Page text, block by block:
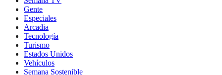
Gente
Especiales
Arcadia
Tecnología
Turismo
Estados Unidos
Vehículos
Semana Sostenible